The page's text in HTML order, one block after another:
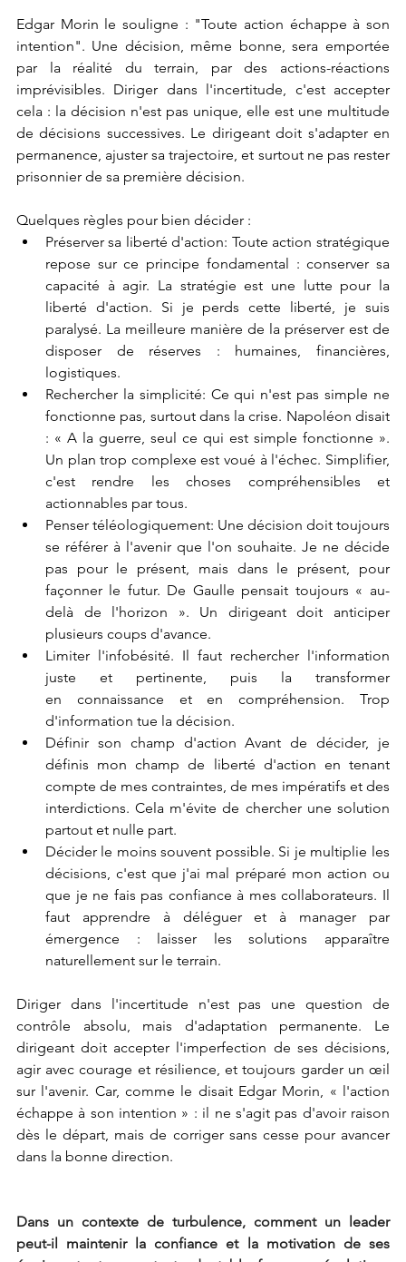
Edgar Morin le souligne : "Toute action échappe à son
intention". Une décision, même bonne, sera emportée
par la réalité du terrain, par des actions-réactions
imprévisibles. Diriger dans l'incertitude, c'est accepter
cela : la décision n'est pas unique, elle est une multitude
de décisions successives. Le dirigeant doit s'adapter en
permanence, ajuster sa trajectoire, et surtout ne pas rester
prisonnier de sa première décision.
Quelques règles pour bien décider :
Préserver sa liberté d'action: Toute action stratégique
repose sur ce principe fondamental : conserver sa
capacité à agir. La stratégie est une lutte pour la
liberté d'action. Si je perds cette liberté, je suis
paralysé. La meilleure manière de la préserver est de
disposer de réserves : humaines, financières,
logistiques.
Rechercher la simplicité: Ce qui n'est pas simple ne
fonctionne pas, surtout dans la crise. Napoléon disait
: « A la guerre, seul ce qui est simple fonctionne ».
Un plan trop complexe est voué à l'échec. Simplifier,
c'est rendre les choses compréhensibles et
actionnables par tous.
Penser téléologiquement: Une décision doit toujours
se référer à l'avenir que l'on souhaite. Je ne décide
pas pour le présent, mais dans le présent, pour
façonner le futur. De Gaulle pensait toujours « au-
delà de l'horizon ». Un dirigeant doit anticiper
plusieurs coups d'avance.
Limiter l'infobésité. Il faut rechercher l'information
juste et pertinente, puis la transformer
en connaissance et en compréhension. Trop
d'information tue la décision.
Définir son champ d'action Avant de décider, je
définis mon champ de liberté d'action en tenant
compte de mes contraintes, de mes impératifs et des
interdictions. Cela m'évite de chercher une solution
partout et nulle part.
Décider le moins souvent possible. Si je multiplie les
décisions, c'est que j'ai mal préparé mon action ou
que je ne fais pas confiance à mes collaborateurs. Il
faut apprendre à déléguer et à manager par
émergence : laisser les solutions apparaître
naturellement sur le terrain.
Diriger dans l'incertitude n'est pas une question de
contrôle absolu, mais d'adaptation permanente. Le
dirigeant doit accepter l'imperfection de ses décisions,
agir avec courage et résilience, et toujours garder un œil
sur l'avenir. Car, comme le disait Edgar Morin, « l'action
échappe à son intention » : il ne s'agit pas d'avoir raison
dès le départ, mais de corriger sans cesse pour avancer
dans la bonne direction.
Dans un contexte de turbulence, comment un leader
peut-il maintenir la confiance et la motivation de ses